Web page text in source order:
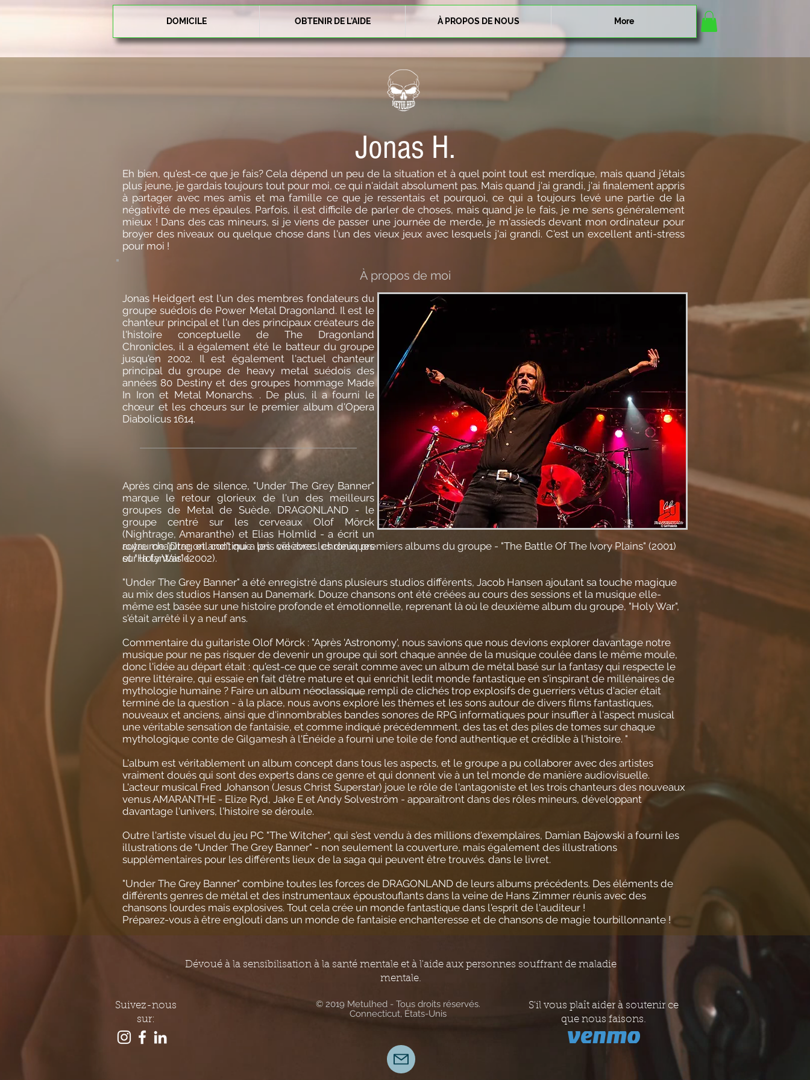
DOMICILE OBTENIR DE L'AIDE À PROPOS DE NOUS More
Jonas H.
Eh bien, qu'est-ce que je fais? Cela dépend un peu de la situation et à quel point tout est merdique, mais quand j'étais
plus jeune, je gardais toujours tout pour moi, ce qui n'aidait absolument pas. Mais quand j'ai grandi, j'ai finalement appris
à partager avec mes amis et ma famille ce que je ressentais et pourquoi, ce qui a toujours levé une partie de la
négativité de mes épaules. Parfois, il est difficile de parler de choses, mais quand je le fais, je me sens généralement
mieux ! Dans des cas mineurs, si je viens de passer une journée de merde, je m'assieds devant mon ordinateur pour
broyer des niveaux ou quelque chose dans l'un des vieux jeux avec lesquels j'ai grandi. C'est un excellent anti-stress
pour moi !
À propos de moi
Jonas Heidgert est l'un des membres fondateurs du
groupe suédois de Power Metal Dragonland. Il est le
chanteur principal et l'un des principaux créateurs de
l'histoire conceptuelle de The Dragonland
Chronicles, il a également été le batteur du groupe
jusqu'en 2002. Il est également l'actuel chanteur
principal du groupe de heavy metal suédois des
années 80 Destiny et des groupes hommage Made
In Iron et Metal Monarchs. . De plus, il a fourni le
chœur et les chœurs sur le premier album d'Opera
Diabolicus 1614.
Après cinq ans de silence, "Under The Grey Banner"
marque le retour glorieux de l'un des meilleurs
groupes de Metal de Suède. DRAGONLAND - le
groupe centré sur les cerveaux Olof Mörck
(Nightrage, Amaranthe) et Elias Holmlid - a écrit un
autre chapitre et continue les célèbres chroniques
sur la fantaisie
royaume "Dragonland", qui a pris vie avec les deux premiers albums du groupe - "The Battle Of The Ivory Plains" (2001)
et "Holy War" (2002).
"Under The Grey Banner" a été enregistré dans plusieurs studios différents, Jacob Hansen ajoutant sa touche magique
au mix des studios Hansen au Danemark. Douze chansons ont été créées au cours des sessions et la musique elle-
même est basée sur une histoire profonde et émotionnelle, reprenant là où le deuxième album du groupe, "Holy War",
s'était arrêté il y a neuf ans.
Commentaire du guitariste Olof Mörck : "Après 'Astronomy', nous savions que nous devions explorer davantage notre
musique pour ne pas risquer de devenir un groupe qui sort chaque année de la musique coulée dans le même moule,
donc l'idée au départ était : qu'est-ce que ce serait comme avec un album de métal basé sur la fantasy qui respecte le
genre littéraire, qui essaie en fait d'être mature et qui enrichit ledit monde fantastique en s'inspirant de millénaires de
mythologie humaine ? Faire un album néoclassique rempli de clichés trop explosifs de guerriers vêtus d'acier était
terminé de la question - à la place, nous avons exploré les thèmes et les sons autour de divers films fantastiques,
nouveaux et anciens, ainsi que d'innombrables bandes sonores de RPG informatiques pour insuffler à l'aspect musical
une véritable sensation de fantaisie, et comme indiqué précédemment, des tas et des piles de tomes sur chaque
mythologique conte de Gilgamesh à l'Énéide a fourni une toile de fond authentique et crédible à l'histoire. "
L'album est véritablement un album concept dans tous les aspects, et le groupe a pu collaborer avec des artistes
vraiment doués qui sont des experts dans ce genre et qui donnent vie à un tel monde de manière audiovisuelle.
L'acteur musical Fred Johanson (Jesus Christ Superstar) joue le rôle de l'antagoniste et les trois chanteurs des nouveaux
venus AMARANTHE - Elize Ryd, Jake E et Andy Solveström - apparaîtront dans des rôles mineurs, développant
davantage l'univers, l'histoire se déroule.
Outre l'artiste visuel du jeu PC "The Witcher", qui s'est vendu à des millions d'exemplaires, Damian Bajowski a fourni les
illustrations de "Under The Grey Banner" - non seulement la couverture, mais également des illustrations
supplémentaires pour les différents lieux de la saga qui peuvent être trouvés. dans le livret.
"Under The Grey Banner" combine toutes les forces de DRAGONLAND de leurs albums précédents. Des éléments de
différents genres de métal et des instrumentaux époustouflants dans la veine de Hans Zimmer réunis avec des
chansons lourdes mais explosives. Tout cela crée un monde fantastique dans l'esprit de l'auditeur !
Préparez-vous à être englouti dans un monde de fantaisie enchanteresse et de chansons de magie tourbillonnante !
Dévoué à la sensibilisation à la santé mentale et à l'aide aux personnes souffrant de maladie
mentale.
S'il vous plaît aider à soutenir ce
que nous faisons.
Suivez-nous
sur:
© 2019 Metulhed - Tous droits réservés.
Connecticut, États-Unis